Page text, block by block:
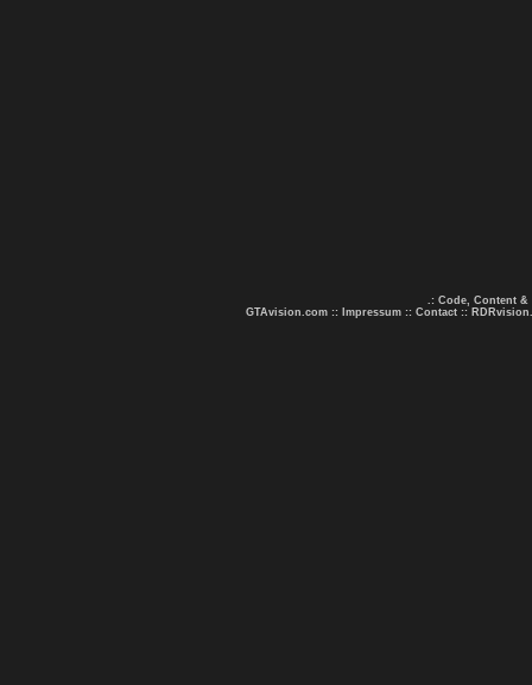
.: Code, Content &
GTAvision.com :: Impressum :: Contact ::